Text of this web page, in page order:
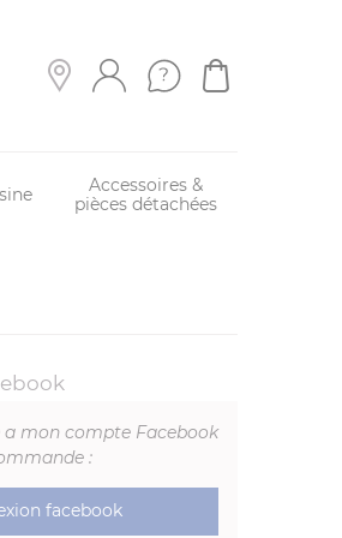
Accessoires &
pièces détachées
mon compte Facebook
:
facebook